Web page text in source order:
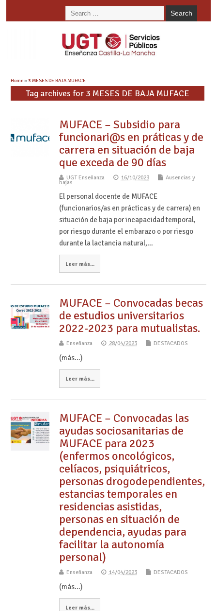
Home»3 MESES DE BAJA MUFACE
Tag archives for 3 MESES DE BAJA MUFACE
MUFACE – Subsidio para
funcionari@s en práticas y de
carrera en situación de baja
que exceda de 90 días
UGT Enseñanza 16/10/2023 Ausencias y
bajas
El personal docente de MUFACE
(funcionarios/as en prácticas y de carrera) en
situación de baja por incapacidad temporal,
por riesgo durante el embarazo o por riesgo
durante la lactancia natural,…
Leer más...
MUFACE – Convocadas becas
de estudios universitarios
2022-2023 para mutualistas.
Enseñanza 28/04/2023 DESTACADOS
(más…)
Leer más...
MUFACE – Convocadas las
ayudas sociosanitarias de
MUFACE para 2023
(enfermos oncológicos,
celíacos, psiquiátricos,
personas drogodependientes,
estancias temporales en
residencias asistidas,
personas en situación de
dependencia, ayudas para
facilitar la autonomía
personal)
Enseñanza 14/04/2023 DESTACADOS
(más…)
Leer más...